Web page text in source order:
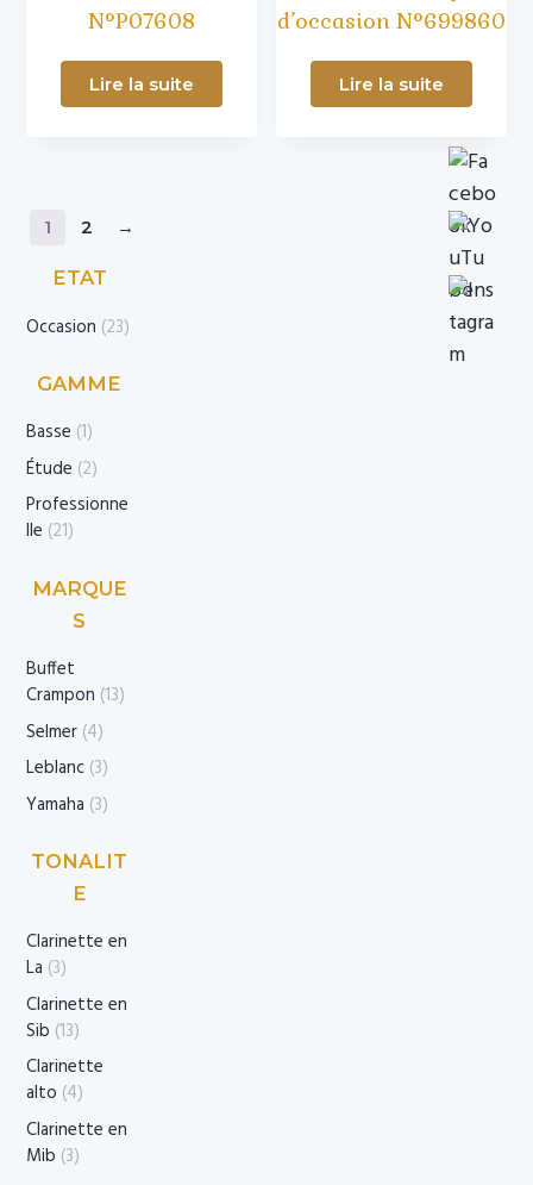
N°P07608
Lire la suite
d’occasion N°699860
Lire la suite
1 2 →
Barre
principale
ETAT
Occasion (23)
GAMME
Basse (1)
Étude (2)
Professionne
lle (21)
MARQUE
S
Buffet
Crampon (13)
Selmer (4)
Leblanc (3)
Yamaha (3)
TONALIT
E
Clarinette en
La (3)
Clarinette en
Sib (13)
Clarinette
alto (4)
Clarinette en
Mib (3)